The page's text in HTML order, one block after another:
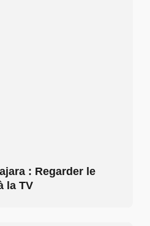
: Regarder le
la TV